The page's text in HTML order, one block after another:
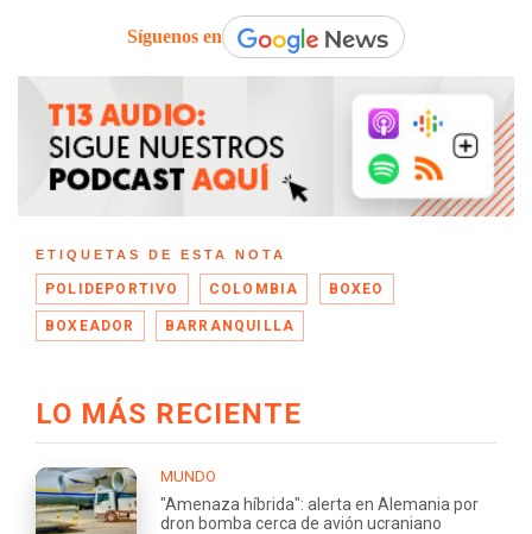
Síguenos en
ETIQUETAS DE ESTA NOTA
POLIDEPORTIVO COLOMBIA BOXEO
BOXEADOR BARRANQUILLA
LO MÁS RECIENTE
MUNDO
"Amenaza híbrida": alerta en Alemania por
dron bomba cerca de avión ucraniano